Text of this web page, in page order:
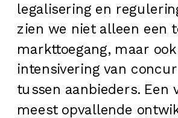
legalisering en
zien we niet alleen een
markttoegang, maar
intensivering van
tussen aanbieders. Een
meest opvallende